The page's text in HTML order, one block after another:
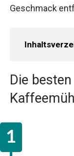
Geschmack
Die